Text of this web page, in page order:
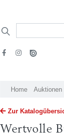
Home Auktionen
Zur
Wertvolle